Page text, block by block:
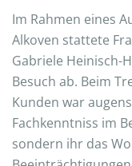
Im Rahmen eines
Alkoven stattete
Gabriele Heinisch-
Besuch ab. Beim
Kunden war
Fachkenntniss im
sondern ihr das